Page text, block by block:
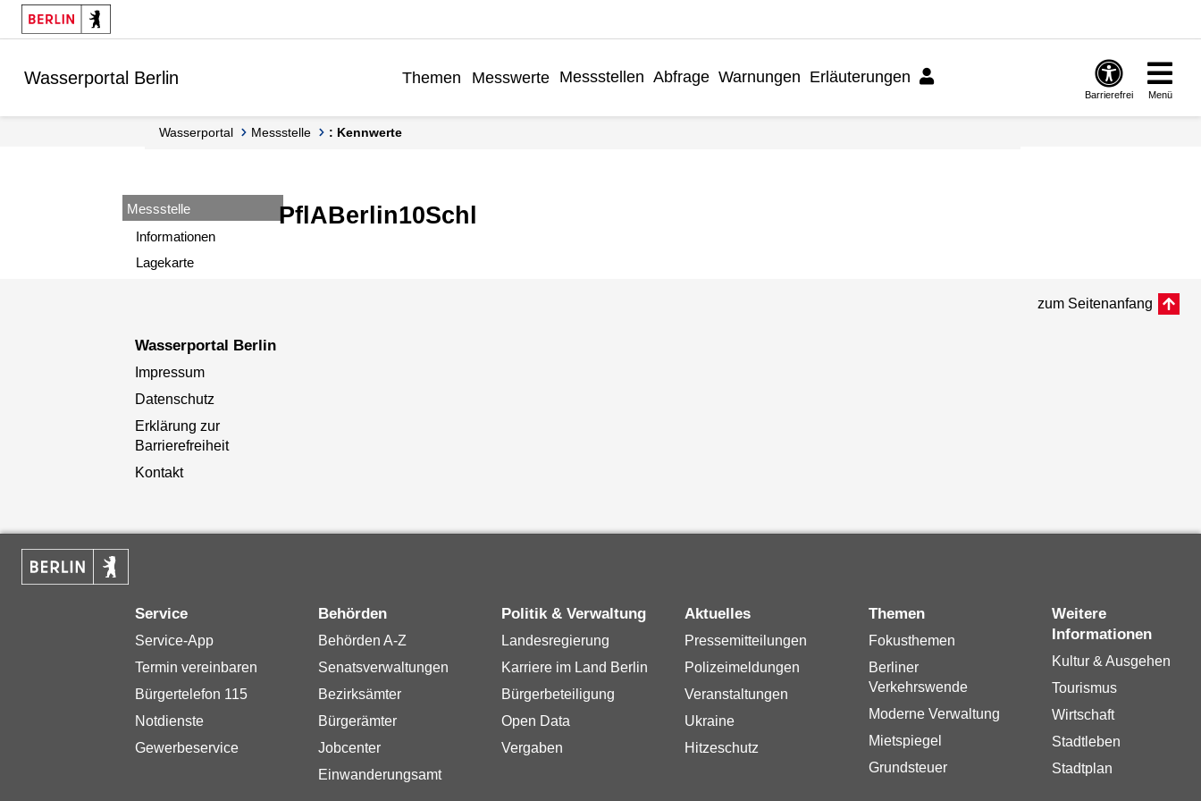
Springe zur Navigation
Springe zum Inhalt
Wasserportal Berlin Themen Messwerte Messstellen Abfrage Warnungen Erläuterungen
Barrierefrei Menü
Wasserportal Messstelle : Kennwerte
Messstelle
Informationen
Lagekarte
PflABerlin10Schl
zum Seitenanfang
Wasserportal Berlin
Impressum
Datenschutz
Erklärung zur
Barrierefreiheit
Kontakt
Service
Service-App
Termin vereinbaren
Bürgertelefon 115
Notdienste
Gewerbeservice
Behörden
Behörden A-Z
Senatsverwaltungen
Bezirksämter
Bürgerämter
Jobcenter
Einwanderungsamt
Politik & Verwaltung
Landesregierung
Karriere im Land Berlin
Bürgerbeteiligung
Open Data
Vergaben
Aktuelles
Pressemitteilungen
Polizeimeldungen
Veranstaltungen
Ukraine
Hitzeschutz
Themen
Fokusthemen
Berliner
Verkehrswende
Moderne Verwaltung
Mietspiegel
Grundsteuer
Weitere
Informationen
Kultur & Ausgehen
Tourismus
Wirtschaft
Stadtleben
Stadtplan